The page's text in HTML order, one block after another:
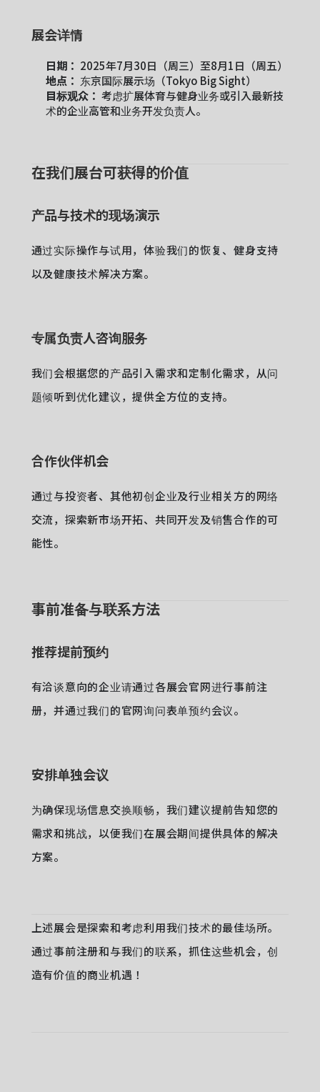
展会详情
日期： 2025年7月30日（周三）至8月1日（周五）
地点： 东京国际展示场（Tokyo Big Sight）
目标观众： 考虑扩展体育与健身业务或引入最新技
术的企业高管和业务开发负责人。
在我们展台可获得的价值
产品与技术的现场演示
通过实际操作与试用，体验我们的恢复、健身支持
以及健康技术解决方案。
专属负责人咨询服务
我们会根据您的产品引入需求和定制化需求，从问
题倾听到优化建议，提供全方位的支持。
合作伙伴机会
通过与投资者、其他初创企业及行业相关方的网络
交流，探索新市场开拓、共同开发及销售合作的可
能性。
事前准备与联系方法
推荐提前预约
有洽谈意向的企业请通过各展会官网进行事前注
册，并通过我们的官网询问表单预约会议。
安排单独会议
为确保现场信息交换顺畅，我们建议提前告知您的
需求和挑战，以便我们在展会期间提供具体的解决
方案。
上述展会是探索和考虑利用我们技术的最佳场所。
通过事前注册和与我们的联系，抓住这些机会，创
造有价值的商业机遇！